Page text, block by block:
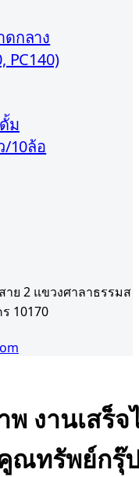
กลาง
PC140)
ม
10ล้อ
ย 2 แขวงศาลาธรรมส
10170
งานเสร็จ
ณทรัพย์กรุ๊